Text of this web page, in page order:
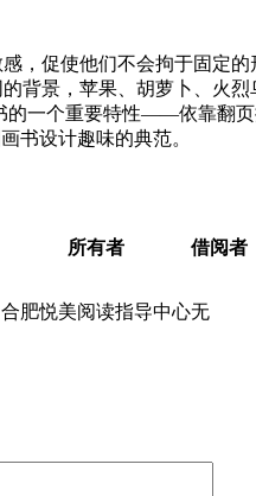
，促使他们不会拘于固定
背景，苹果、胡萝卜、火
一个重要特性——依靠翻
书设计趣味的典范。
所有者 借阅者
合肥悦美阅读指导中心无